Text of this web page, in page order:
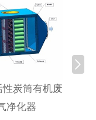
性炭筒有机废
净化器